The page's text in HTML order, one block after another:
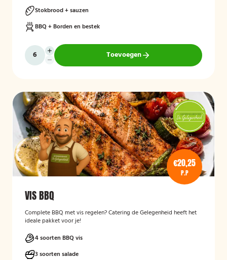
Stokbrood + sauzen
BBQ + Borden en bestek
Toevoegen
€20,25
P.P
VIS BBQ
Complete BBQ met vis regelen? Catering de Gelegenheid heeft het
ideale pakket voor je!
4 soorten BBQ vis
3 soorten salade